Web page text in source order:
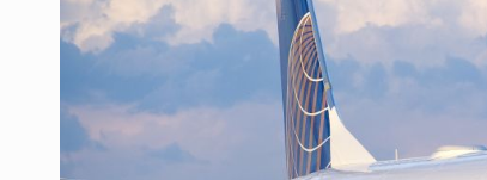
INTERVIURI LEADERSHIP IN MISCARE
INTERVIURI CU BATERIILE PERMANENT
INTERVIURI PUTTING ROMANIAN CORPORATE